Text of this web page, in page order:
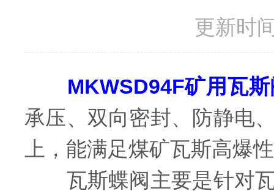
更新时
MKWSD94F矿用瓦
承压、双向密封、防静电
上，能满足煤矿瓦斯高爆
瓦斯蝶阀主要是针对瓦